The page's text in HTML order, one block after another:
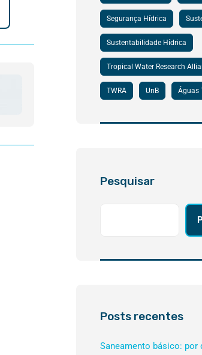
Segurança Hídrica
Sustentabilidade Hídrica
Tropical Water Research
TWRA UnB Águas
Pesquisar
Posts recentes
Saneamento básico: por